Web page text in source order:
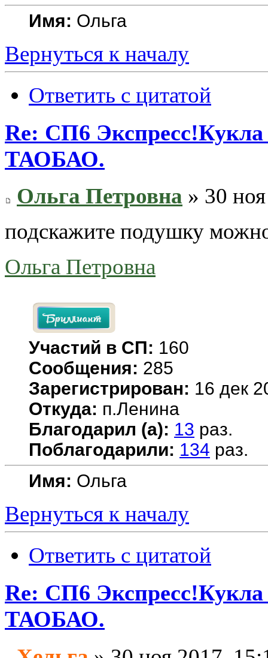
Имя: Ольга
Вернуться к началу
Ответить с цитатой
Re: СП6
ТАОБАО.
Ольга Петровна » 30
подскажите подушку
Ольга Петровна
Участий в СП: 160
Сообщения: 285
Зарегистрирован: 16 дек
Откуда: п.Ленина
Благодарил (а): 13 раз.
Поблагодарили: 134 раз.
Имя: Ольга
Вернуться к началу
Ответить с цитатой
Re: СП6
ТАОБАО.